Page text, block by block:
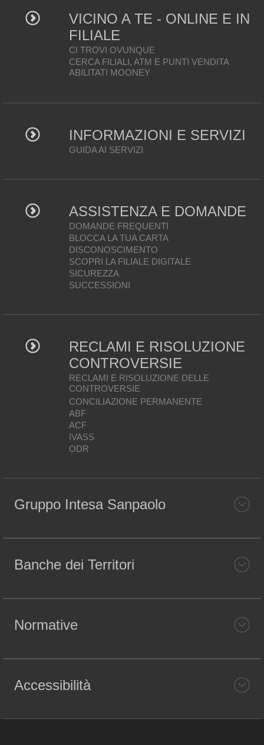
VICINO A TE - ONLINE E IN
FILIALE
CI TROVI OVUNQUE
CERCA FILIALI, ATM E PUNTI VENDITA
ABILITATI MOONEY
INFORMAZIONI E SERVIZI
GUIDA AI SERVIZI
ASSISTENZA E DOMANDE
DOMANDE FREQUENTI
BLOCCA LA TUA CARTA
DISCONOSCIMENTO
SCOPRI LA FILIALE DIGITALE
SICUREZZA
SUCCESSIONI
RECLAMI E RISOLUZIONE
CONTROVERSIE
RECLAMI E RISOLUZIONE DELLE
CONTROVERSIE
CONCILIAZIONE PERMANENTE
ABF
ACF
IVASS
ODR
Gruppo Intesa Sanpaolo
Banche dei Territori
Normative
Accessibilità